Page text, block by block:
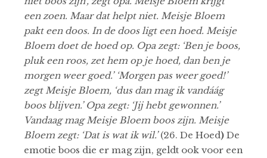
een zoen. Maar dat helpt niet. Meisje Bloem
pakt een doos. In de doos ligt een hoed. Meisje
Bloem doet de hoed op. Opa zegt: ‘Ben je boos,
pluk een roos, zet hem op je hoed, dan ben je
morgen weer goed.’ ‘Morgen pas weer goed!’
zegt Meisje Bloem, ‘dus dan mag ik vandáág
boos blijven.’ Opa zegt: ‘Jij hebt gewonnen.’
Vandaag mag Meisje Bloem boos zijn. Meisje
Bloem zegt: ‘Dat is wat ik wil.’(26. De Hoed) De
emotie boos die er mag zijn, geldt ook voor een